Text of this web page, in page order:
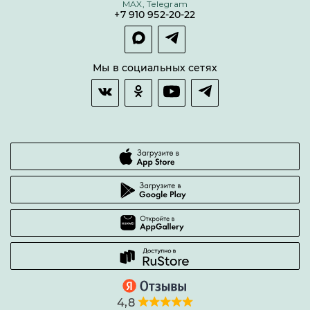
Гарантии качества
Часто задаваемые вопросы
MAX, Telegram
+7 910 952-20-22
Мы в социальных сетях
4,8